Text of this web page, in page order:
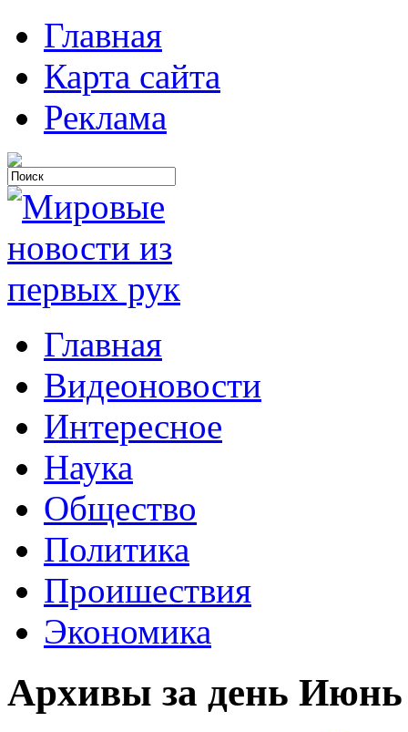
Главная
Карта сайта
Реклама
Главная
Видеоновости
Интересное
Наука
Общество
Политика
Проишествия
Экономика
Архивы за день Июнь